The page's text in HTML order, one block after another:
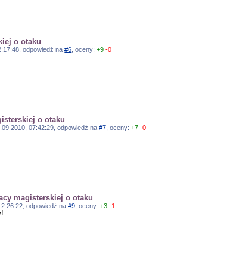
o otaku
odpowiedź na#6, oceny:+9 -0
o otaku
07:42:29, odpowiedź na#7 , oceny:+7 -0
magisterskiej o otaku
odpowiedź na#9 , oceny:+3 -1